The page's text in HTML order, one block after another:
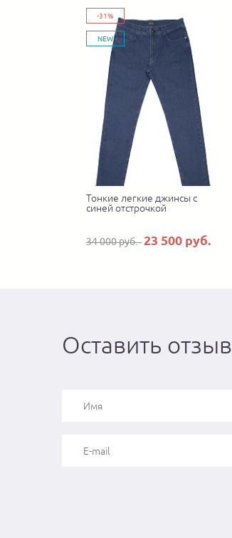
-31%
NEW
Тонкие легкие джинсы с
синей отстрочкой
34 000 руб. 23 500 руб.
Оставить отзыв